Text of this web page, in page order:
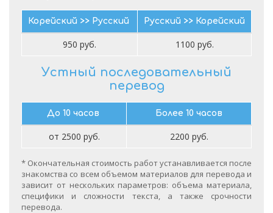
Корейский >> Русский Русский >> Корейский
950 руб. 1100 руб.
Устный последовательный
перевод
До 10 часов Более 10 часов
от 2500 руб. 2200 руб.
* Окончательная стоимость работ устанавливается после
знакомства со всем объемом материалов для перевода и
зависит от нескольких параметров: объема материала,
специфики и сложности текста, а также срочности
перевода.